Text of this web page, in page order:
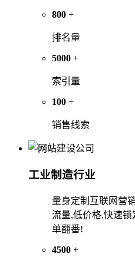
800 +
排名量
5000 +
索引量
100 +
销售线索
工业制造行业
量身定制互联网营
流量,低价格,快速
单翻番!
4500 +